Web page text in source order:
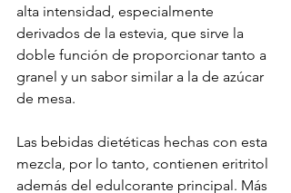
alta intensidad, especialmente
derivados de la estevia, que sirve la
doble función de proporcionar tanto a
granel y un sabor similar a la de azúcar
de mesa.
Las bebidas dietéticas hechas con esta
mezcla, por lo tanto, contienen eritritol
además del edulcorante principal. Más